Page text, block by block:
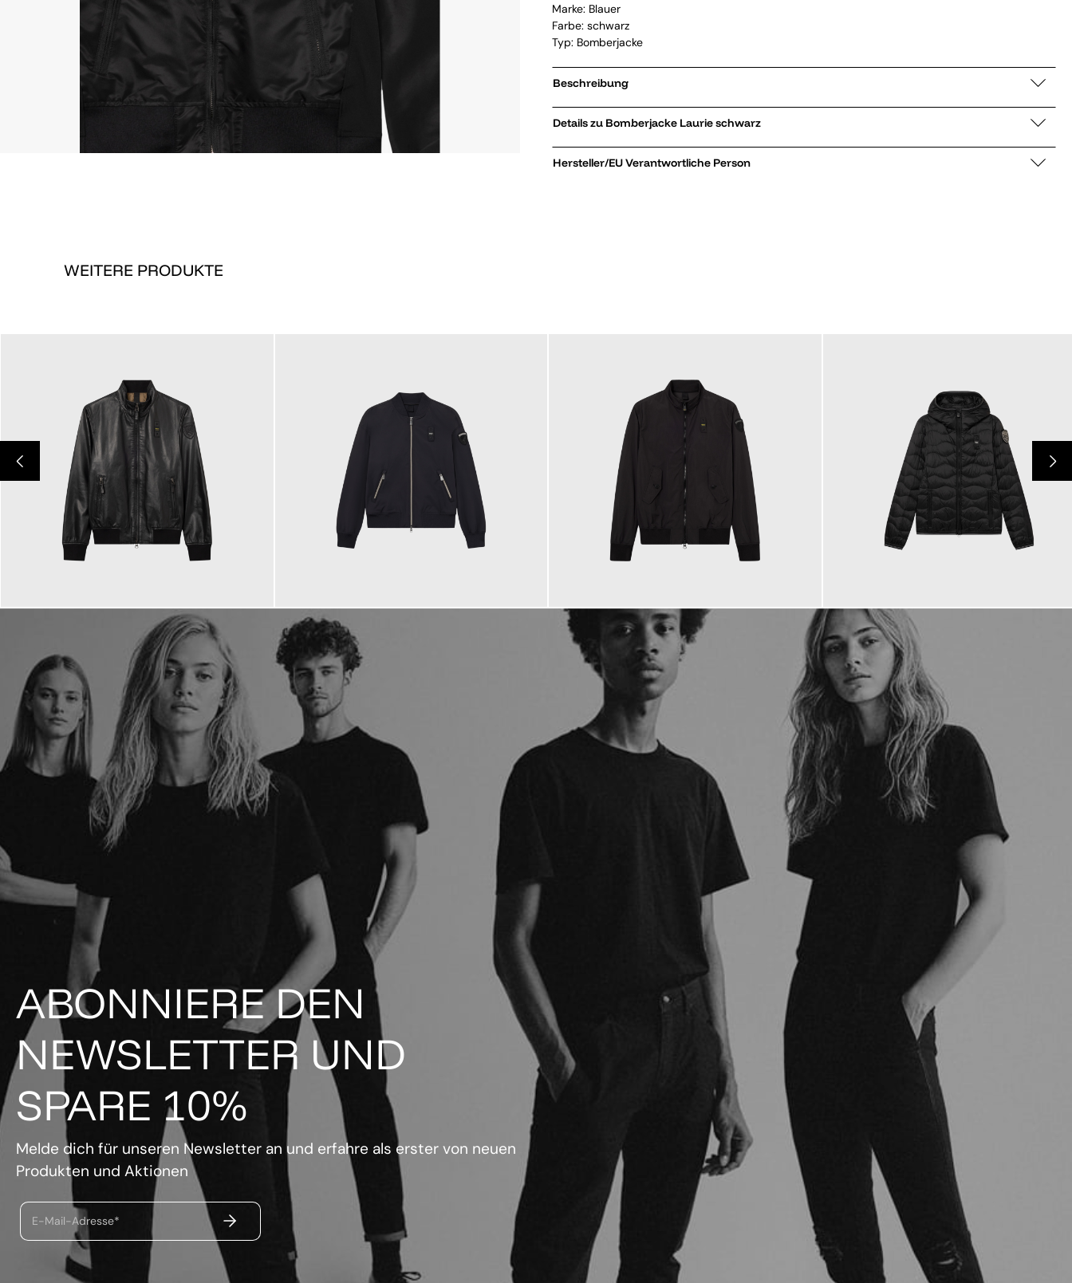
Marke: Blauer
Farbe: schwarz
Typ: Bomberjacke
Beschreibung
Details zu Bomberjacke Laurie schwarz
Hersteller/EU Verantwortliche Person
WEITERE PRODUKTE
ABONNIERE DEN
NEWSLETTER UND
SPARE 10%
Melde dich für unseren Newsletter an und erfahre als erster von neuen
Produkten und Aktionen
E-Mail-Adresse*